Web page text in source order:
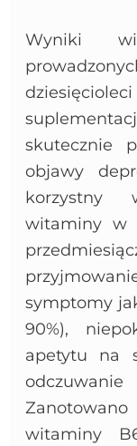
Wyniki
skutecznie
objawy
korzystny
witaminy w
symptomy
90%),
apetytu na
witaminy